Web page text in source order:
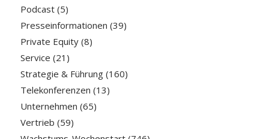
Podcast(5)
Presseinformationen (39)
Private Equity(8)
Service (21)
Strategie & Führung(160)
Telekonferenzen (13)
Unternehmen (65)
Vertrieb (59)